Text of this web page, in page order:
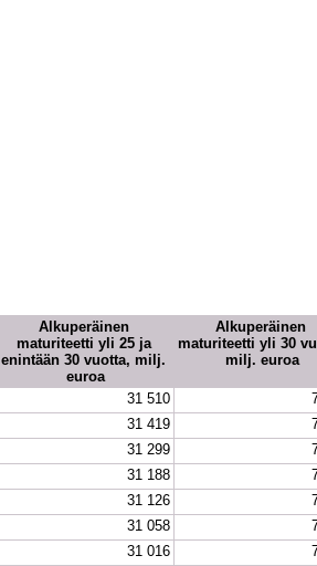
Alkuperäinen
maturiteetti yli 25 ja
enintään 30 vuotta, milj.
euroa
Alkuperäinen
maturiteetti yli 30
milj. euroa
31 510
31 419
31 299
31 188
31 126
31 058
31 016